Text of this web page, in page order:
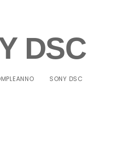
DSC
SONY DSC